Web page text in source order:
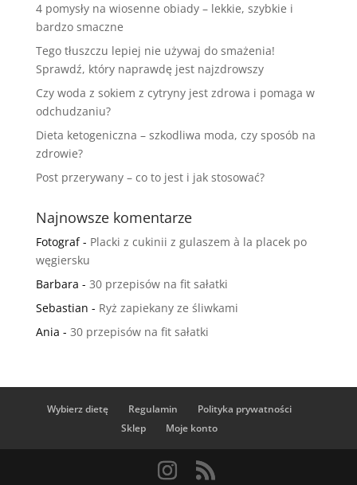
4 pomysły na wiosenne obiady – lekkie, szybkie i
bardzo smaczne
Tego tłuszczu lepiej nie używaj do smażenia!
Sprawdź, który naprawdę jest najzdrowszy
Czy woda z sokiem z cytryny jest zdrowa i pomaga w
odchudzaniu?
Dieta ketogeniczna – szkodliwa moda, czy sposób na
zdrowie?
Post przerywany – co to jest i jak stosować?
Najnowsze komentarze
Fotograf- Placki z cukinii z gulaszem à la placek po
węgiersku
Barbara - 30 przepisów na fit sałatki
Sebastian - Ryż zapiekany ze śliwkami
Ania - 30 przepisów na fit sałatki
Wybierz dietę Regulamin
Polityka prywatności
Sklep
Moje konto